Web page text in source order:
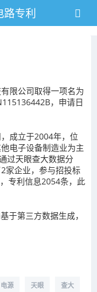
路专利
限公司取得一项名为
，申请日
成立于2004年，位
电子设备制造业为主
过天眼查大数据分
家企业，参与招投标
专利信息2054条，此
于第三方数据生成，
电源 天眼 查大